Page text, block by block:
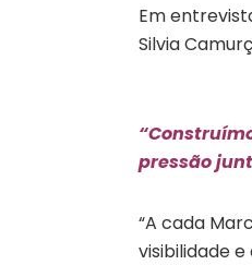
Em
Silvia
pressão
“A cada
visibilidade